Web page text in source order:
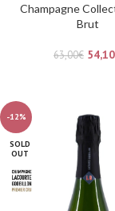
Champagne
Brut
63,00€ 54,10
-12%
SOLD
OUT